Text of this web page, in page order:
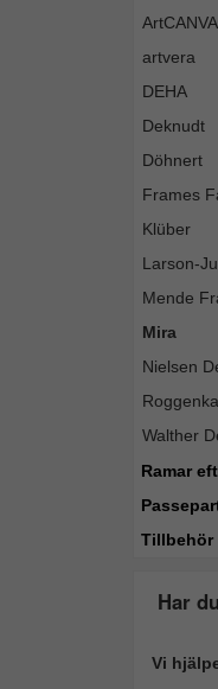
artvera
DEHA
Deknudt
Döhnert
Frames
Klüber
Larson-
Mende
Mira
Nielsen
Walther
Ramar
Tillbehör
Har
Vi